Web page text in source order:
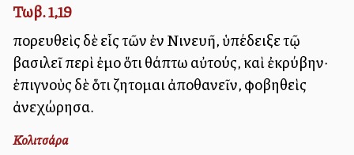
Τωβ. 1,19
πορευθεὶς δὲ εἷς τῶν ἐν Νινευῆ, ὑπέδειξε τῷ
βασιλεῖ περὶ ἐμοῦ ὅτι θάπτω αὐτούς, καὶ ἐκρύβην·
ἐπιγνοὺς δὲ ὅτι ζητοῦμαι ἀποθανεῖν, φοβηθεὶς
ἀνεχώρησα.
Κολιτσάρα